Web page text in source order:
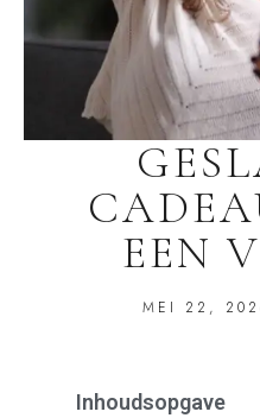
EEN
MEI 22,
Inhoudsopgave